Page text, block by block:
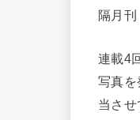
隔月刊
連載4
写真を
当させ